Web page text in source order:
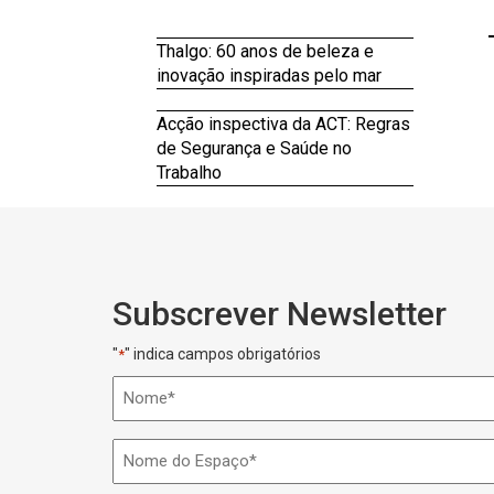
Thalgo: 60 anos de beleza e
inovação inspiradas pelo mar
Acção inspectiva da ACT: Regras
de Segurança e Saúde no
Trabalho
Subscrever Newsletter
"*" indica campos obrigatórios
Nome
Nome
do